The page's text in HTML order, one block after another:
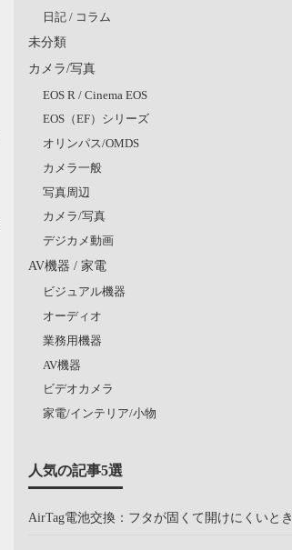
日記 / コラム
未分類
カメラ/写真
EOS R / Cinema EOS
EOS（EF）シリーズ
オリンパス/OMDS
カメラ一般
写真周辺
カメラ/写真
デジカメ動画
AV機器 / 家電
ビジュアル機器
オーディオ
業務用機器
AV機器
ビデオカメラ
家電/インテリア/小物
人気の記事5選
AirTag電池交換：フタが固くて開けにくいとき